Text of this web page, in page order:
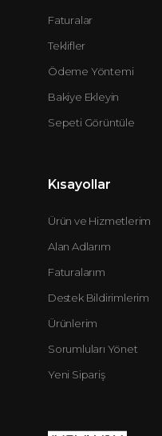
Faturalar
Teklifler
Ödeme Yöntemi
Bakiye Ekleyin
Sepeti Görüntüle
Kısayollar
Ürün ve Hizmetlerim
Alan Adlarım
Faturalarım
Destek Bildirimlerim
Ürünlerim
Sorumluları Yönet
Yeni Sipariş